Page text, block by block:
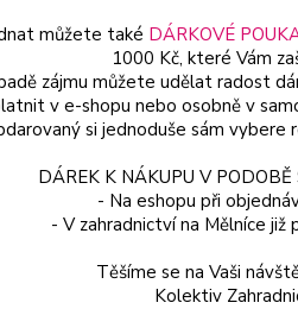
informace o zakoupeném zboží
uvedené osobní údaje budou
zaslání dotazníků pro zjištění
udělujete na zpracování po
zaslání dotazníků pro zjištění
zpracování těchto osobních údajů
Poskytovatel služby Zboží.cz,
Případně další poskytovatelé
můžete také DÁRKOVÉ
1000 Kč, které Vám
zájmu můžete udělat radost
v e-shopu nebo osobně v
si jednoduše sám vybere
DÁREK K NÁKUPU V
- Na eshopu při
- V zahradnictví na Mělníce již
Těšíme se na Vaši
Kolektiv